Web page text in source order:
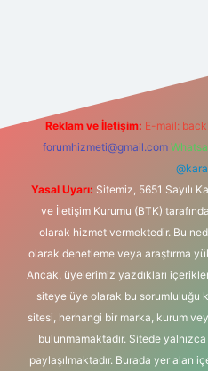
Reklam ve İletişim: E-mail:
forumhizmeti@gmail.com
Yasal Uyarı: Sitemiz, 5651 Sayılı
ve İletişim Kurumu (BTK)
olarak hizmet vermektedir. Bu
olarak denetleme veya araştırma
Ancak, üyelerimiz yazdıkları
siteye üye olarak bu sorumluluğu
sitesi, herhangi bir marka, kurum
bulunmamaktadır. Sitede
paylaşılmaktadır. Burada yer alan